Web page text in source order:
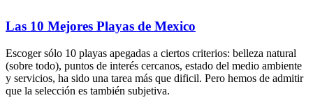
Las 10 Mejores Playas de Mexico
Escoger sólo 10 playas apegadas a ciertos criterios: belleza natural
(sobre todo), puntos de interés cercanos, estado del medio ambiente
y servicios, ha sido una tarea más que dificil. Pero hemos de admitir
que la selección es también subjetiva.